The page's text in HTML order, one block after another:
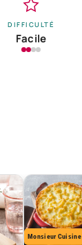
DIFFICULTÉ
Facile
Monsieur Cuisine